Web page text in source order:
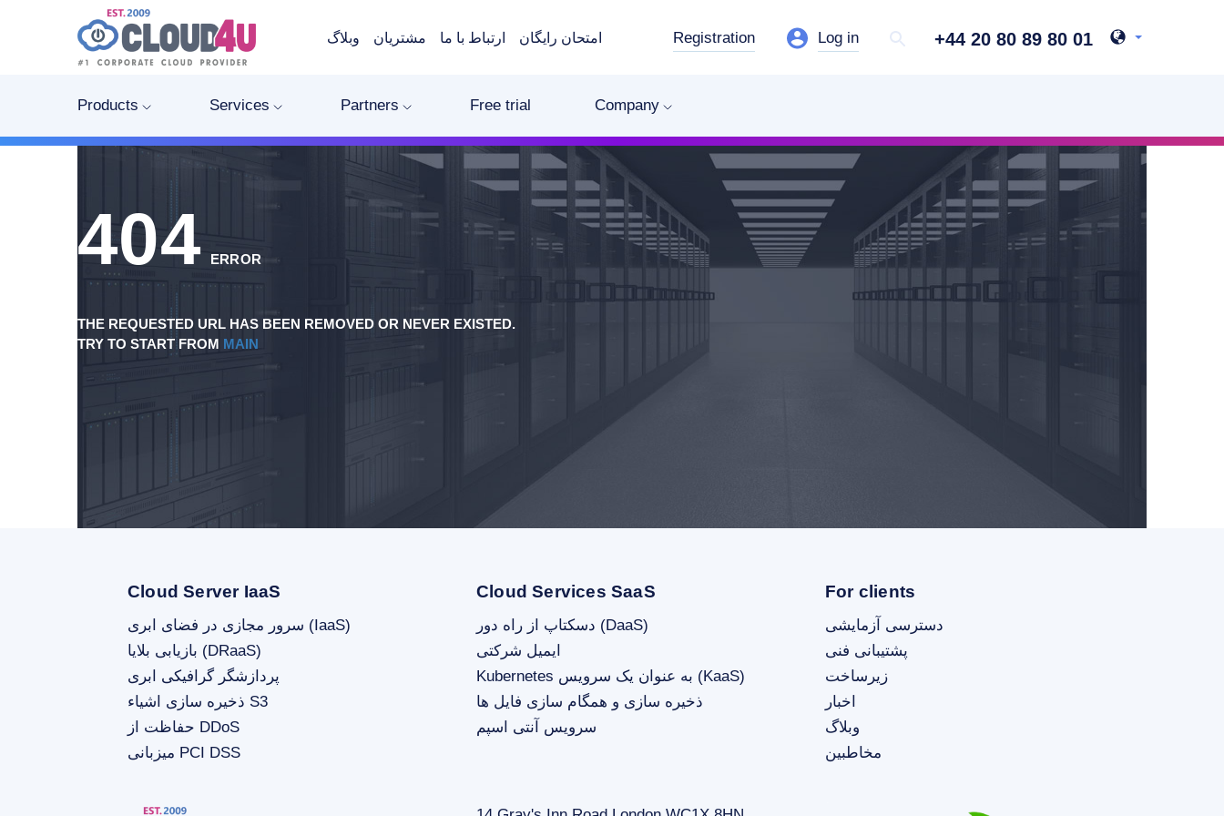
وبلاگ مشتریان ارتباط با ما امتحان رایگان Registration Log in +44 20 80 89 80 01
Products Services Partners Free trial Company
404 ERROR
THE REQUESTED URL HAS BEEN REMOVED OR NEVER EXISTED.
TRY TO START FROM MAIN
Cloud Server IaaS
سرور مجازی در فضای ابری (IaaS)
بازیابی بلایا (DRaaS)
پردازشگر گرافیکی ابری
ذخیره سازی اشیاء S3
حفاظت از DDoS
میزبانی PCI DSS
Cloud Services SaaS
دسکتاپ از راه دور (DaaS)
ایمیل شرکتی
Kubernetes به عنوان یک سرویس (KaaS)
ذخیره سازی و همگام سازی فایل ها
سرویس آنتی اسپم
For clients
دسترسی آزمایشی
پشتیبانی فنی
زیرساخت
اخبار
وبلاگ
مخاطبین